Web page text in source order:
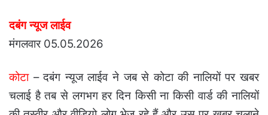
दबंग न्यूज लाईव
मंगलवार 05.05.2026
कोटा– दबंग न्यूज लाईव ने जब से कोटा की नालियों पर खबर
चलाई है तब से लगभग हर दिन किसी ना किसी वार्ड की नालियों